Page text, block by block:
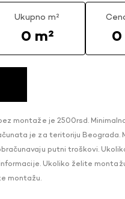
Ukupno m²
0 m² 0
montaže je 2500rsd.
je za teritoriju Beograda.
putni troškovi.
Ukoliko želite
montažu.